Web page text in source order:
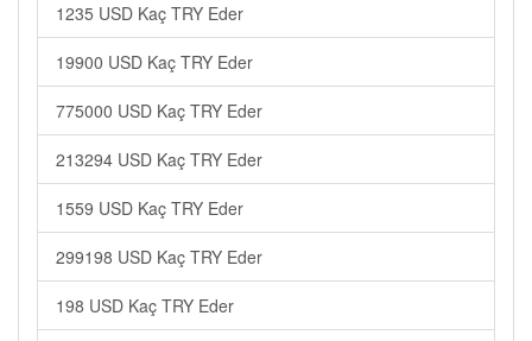
1235 USD Kaç TRY Eder
19900 USD Kaç TRY Eder
775000 USD Kaç TRY Eder
213294 USD Kaç TRY Eder
1559 USD Kaç TRY Eder
299198 USD Kaç TRY Eder
198 USD Kaç TRY Eder